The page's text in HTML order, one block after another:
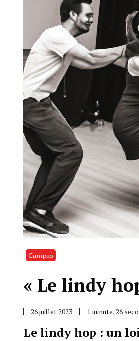
Campus
« Le lindy
26 juillet 2023 1 minute, 26
Le lindy hop : un